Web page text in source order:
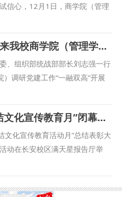
信心，12月1日，商学院（管理
考研学子慰问活动。学院党委书
级辅导员蔡冰冰出席活动，
表送去温暖与祝福。 活动现
暖心礼包送到同学们手中。赵参
考节奏，劳逸结合、保持平稳心
试；遇有困难及时与老师、同学
，全力以赴冲刺目标。蔡冰冰与
往届考研学生成功案例，鼓励大
此次慰问活动为考研学子送去
温暖从容应考、争创佳绩。学院
上海政法学院组织部来我校商学院（管理学院）调研党建工作
、组织部统战部部长刘志强一行
调研党建工作“一融双高”开展
分党支部书记参加调研，学院党
上海政法学院组织部一行表示
置、党建“双创”、支部系部建
绍学院党建与事业融合发展情
学历史以及学科专业布局、师资
得的突出成效。副院长、财务审
理教学部党支部书记赵杭莉，分
党支部书记工作室建设，介绍思
我校举办第六届“廉洁文化宣传教育月”闭幕式暨总结表彰大会
文化宣传教育活动月”总结表彰大
动在长安校区满天星报告厅举
院）党政领导及师生代表400余
文化宣传教育中心副主任李攀宇
育月”自启动以来，在校纪委机